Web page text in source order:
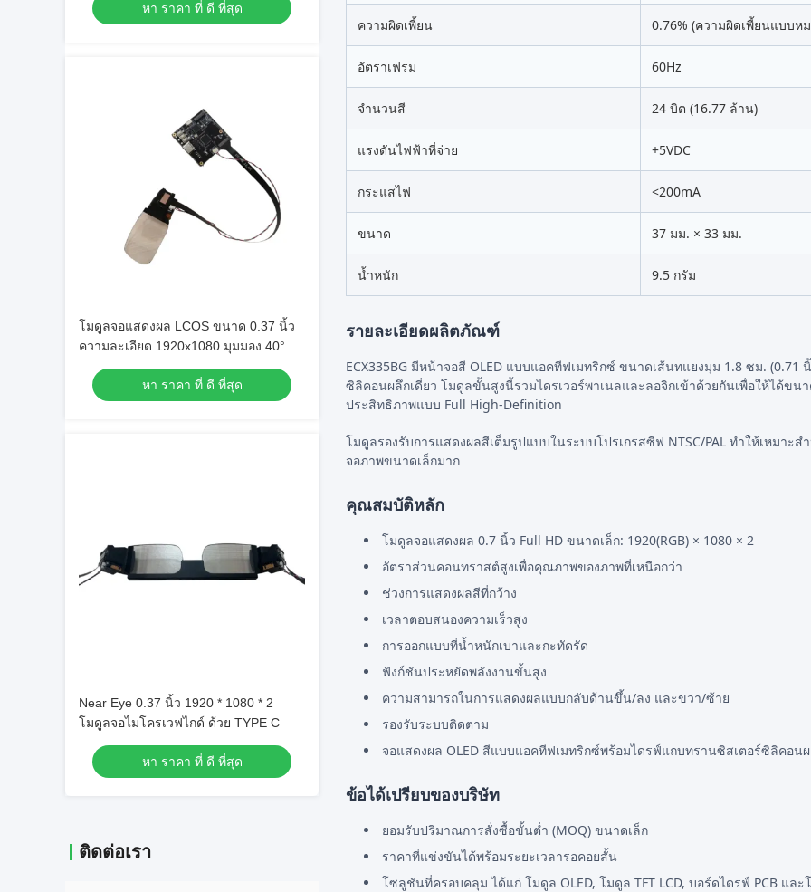
หา ราคา ที่ ดี ที่สุด
โมดูลจอแสดงผล LCOS ขนาด 0.37 นิ้ว
ความละเอียด 1920x1080 มุมมอง 40°
และอัตราการรีเฟรช 120Hz สำหรับ
แอปพลิเคชัน AR VRหา ราคา ที่ ดี ที่สุด
Near Eye 0.37 นิ้ว 1920 * 1080 * 2
โมดูลจอไมโครเวฟไกด์ ด้วย TYPE C
หา ราคา ที่ ดี ที่สุด
ติดต่อเรา
ความผิดเพี้ยน 0.76% (ความผิดเพี้ยนแบบห
อัตราเฟรม 60Hz
จำนวนสี 24 บิต (16.77 ล้าน)
แรงดันไฟฟ้าที่จ่าย +5VDC
กระแสไฟ <200mA
ขนาด 37 มม. × 33 มม.
น้ำหนัก 9.5 กรัม
รายละเอียดผลิตภัณฑ์
ECX335BG มีหน้าจอสี OLED แบบแอคทีฟเมทริกซ์ ขนาดเส้นทแยงมุม 1.8 ซม. (0.71
ซิลิคอนผลึกเดี่ยว โมดูลขั้นสูงนี้รวมไดรเวอร์พาเนลและลอจิกเข้าด้วยกันเพื่อให้ได้ข
ประสิทธิภาพแบบ Full High-Definition
โมดูลรองรับการแสดงผลสีเต็มรูปแบบในระบบโปรเกรสซีฟ NTSC/PAL ทำให้เหมาะ
จอภาพขนาดเล็กมาก
คุณสมบัติหลัก
โมดูลจอแสดงผล 0.7 นิ้ว Full HD ขนาดเล็ก: 1920(RGB) × 1080 × 2
อัตราส่วนคอนทราสต์สูงเพื่อคุณภาพของภาพที่เหนือกว่า
ช่วงการแสดงผลสีที่กว้าง
เวลาตอบสนองความเร็วสูง
การออกแบบที่น้ำหนักเบาและกะทัดรัด
ฟังก์ชันประหยัดพลังงานขั้นสูง
ความสามารถในการแสดงผลแบบกลับด้านขึ้น/ลง และขวา/ซ้าย
รองรับระบบติดตาม
จอแสดงผล OLED สีแบบแอคทีฟเมทริกซ์พร้อมไดรฟ์แถบทรานซิสเตอร์ซิลิคอนผ
ข้อได้เปรียบของบริษัท
ยอมรับปริมาณการสั่งซื้อขั้นต่ำ (MOQ) ขนาดเล็ก
ราคาที่แข่งขันได้พร้อมระยะเวลารอคอยสั้น
โซลูชันที่ครอบคลุม ได้แก่ โมดูล OLED, โมดูล TFT LCD, บอร์ดไดรฟ์ PCB และ